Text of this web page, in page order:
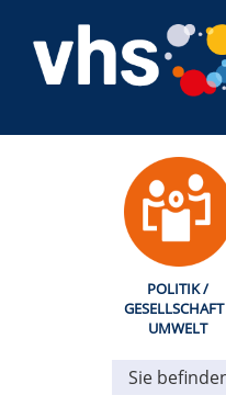
POLITIK /
UMWELT
Sie